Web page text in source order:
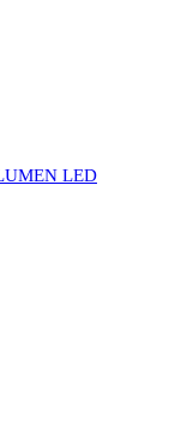
LED